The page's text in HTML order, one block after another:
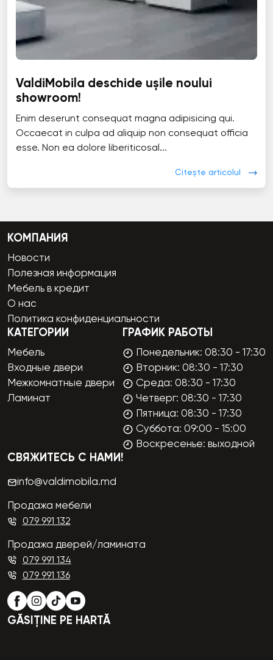
ValdiMobila deschide ușile noului
showroom!
Enim deserunt consequat magna adipisicing qui.
Occaecat in culpa ad aliquip non consequat officia
esse. Non ea dolore liberiticosal...
Citește articolul
КОМПАНИЯ
Новости
Полезная информация
Мебель в кредит
О нас
Политика конфиденциальности
КАТЕГОРИИ
Мебель
Входные двери
Межкомнатные двери
Ламинат
ГРАФИК РАБОТЫ
Понедельник: 08:30 - 17:30
Вторник: 08:30 - 17:30
Среда: 08:30 - 17:30
Четверг: 08:30 - 17:30
Пятница: 08:30 - 17:30
Суббота: 09:00 - 15:00
Воскресенье: выходной
СВЯЖИТЕСЬ С НАМИ!
info@valdimobila.md
Продажа мебели
079 991 132
Продажа дверей/ламината
079 991 134
079 991 136
GĂSIȚINE PE HARTĂ